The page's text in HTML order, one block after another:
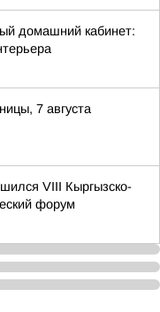
домашний кабинет:
7 августа
VIII Кыргызско-
форум